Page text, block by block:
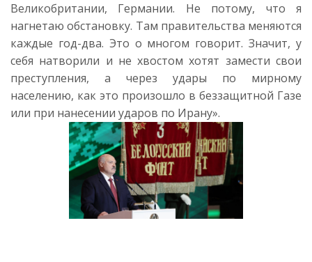
Великобритании, Германии. Не потому, что я
нагнетаю обстановку. Там правительства меняются
каждые год-два. Это о многом говорит. Значит, у
себя натворили и не хвостом хотят замести свои
преступления, а через удары по мирному
населению, как это произошло в беззащитной Газе
или при нанесении ударов по Ирану».